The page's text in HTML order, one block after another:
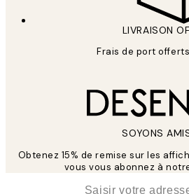
LIVRAISON
Frais de port
SOYONS
Obtenez 15% de remise sur les
vous vous abonnez à